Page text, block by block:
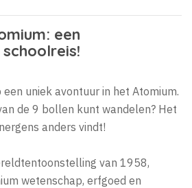
een
uniek avontuur in het Atomium.
de 9 bollen kunt wandelen? Het
anders vindt!
van 1958,
wetenschap, erfgoed en